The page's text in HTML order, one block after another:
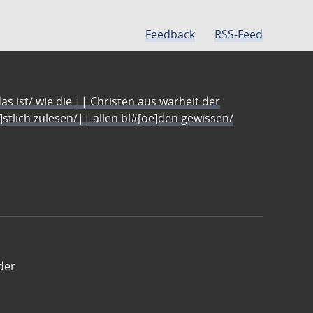
Feedback RSS-Feed
ist/ wie die || Christen aus warheit der
zulesen/|| allen bl#[oe]den gewissen/